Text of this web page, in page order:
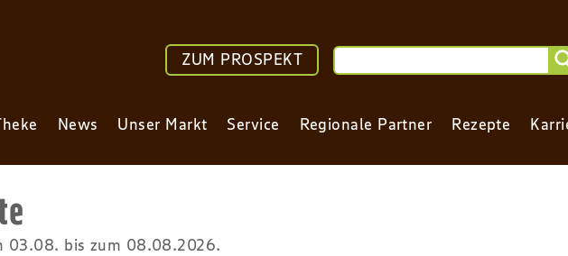
ZUM PROSPEKT
News Unser Markt Service Regionale Partner Rezepte
03.08. bis zum 08.08.2026.